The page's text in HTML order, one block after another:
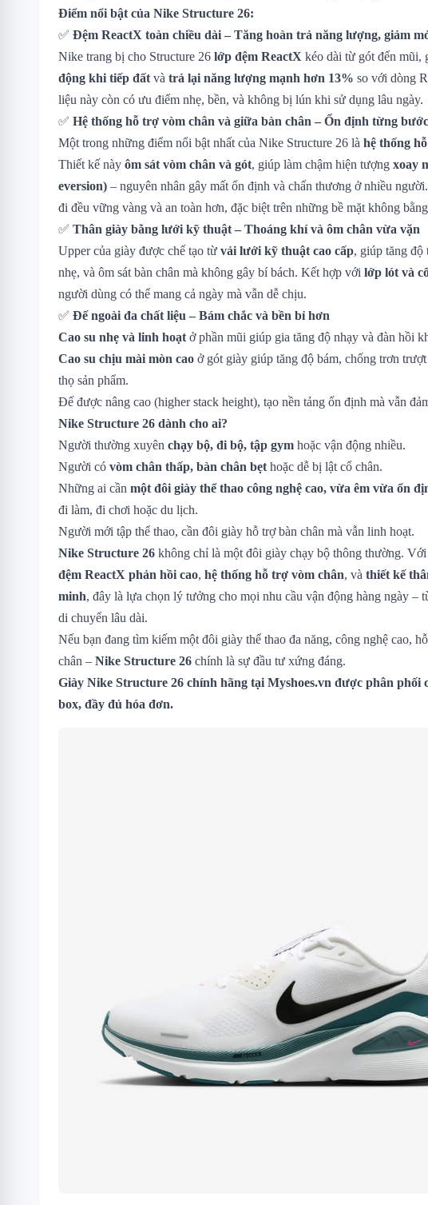
Điểm nổi bật của Nike Structure 26:
✅ Đệm ReactX toàn chiều dài – Tăng hoàn trả năng lượng, giảm
Nike trang bị cho Structure 26 lớp đệm ReactX kéo dài từ gót đến mũi,
động khi tiếp đất và trả lại năng lượng mạnh hơn 13% so với dòng
liệu này còn có ưu điểm nhẹ, bền, và không bị lún khi sử dụng lâu ngày.
✅ Hệ thống hỗ trợ vòm chân và giữa bàn chân – Ổn định từng
Một trong những điểm nổi bật nhất của Nike Structure 26 là hệ thống
Thiết kế này ôm sát vòm chân và gót, giúp làm chậm hiện tượng xoay
eversion) – nguyên nhân gây mất ổn định và chấn thương ở nhiều
đi đều vững vàng và an toàn hơn, đặc biệt trên những bề mặt không
✅ Thân giày bằng lưới kỹ thuật – Thoáng khí và ôm chân vừa vặn
Upper của giày được chế tạo từ vải lưới kỹ thuật cao cấp, giúp tăng độ
nhẹ, và ôm sát bàn chân mà không gây bí bách. Kết hợp với lớp lót và
người dùng có thể mang cả ngày mà vẫn dễ chịu.
✅ Đế ngoài đa chất liệu – Bám chắc và bền bỉ hơn
Cao su nhẹ và linh hoạt ở phần mũi giúp gia tăng độ nhạy và đàn hồi
Cao su chịu mài mòn cao ở gót giày giúp tăng độ bám, chống trơn
thọ sản phẩm.
Đế được nâng cao (higher stack height), tạo nền tảng ổn định mà vẫn
Nike Structure 26 dành cho ai?
Người thường xuyên chạy bộ, đi bộ, tập gym hoặc vận động nhiều.
Người có vòm chân thấp, bàn chân bẹt hoặc dễ bị lật cổ chân.
Những ai cần một đôi giày thể thao công nghệ cao, vừa êm vừa ổn
đi làm, đi chơi hoặc du lịch.
Người mới tập thể thao, cần đôi giày hỗ trợ bàn chân mà vẫn linh hoạt.
Nike Structure 26 không chỉ là một đôi giày chạy bộ thông thường.
đệm ReactX phản hồi cao, hệ thống hỗ trợ vòm chân, và thiết kế
minh, đây là lựa chọn lý tưởng cho mọi nhu cầu vận động hàng ngày –
di chuyển lâu dài.
Nếu bạn đang tìm kiếm một đôi giày thể thao đa năng, công nghệ cao,
chân – Nike Structure 26 chính là sự đầu tư xứng đáng.
Giày Nike Structure 26 chính hãng tại Myshoes.vn được phân phối
box, đầy đủ hóa đơn.